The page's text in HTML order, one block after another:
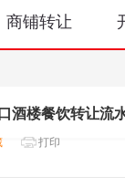
商铺转让
酒楼餐饮转让流
打印